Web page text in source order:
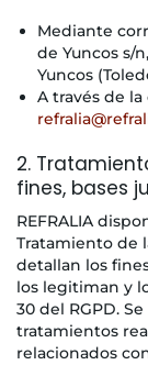
Mediante
de Yuncos s/
Yuncos
A través de
2.
fines, bases
REFRALIA
Tratamiento de
detallan los
los legitiman y
30 del RGPD.
tratamientos
relacionados